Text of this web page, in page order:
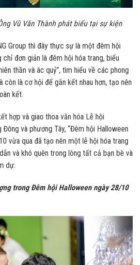
Vũ Văn Thành phát biểu tại sự kiện
Group thì đây thực sự là một đêm hội
chỉ đơn giản là đêm hội hóa trang, biểu
thần và ác quỷ”, tìm hiểu về các phong
còn là cơ hội để gắn kết nhau hơn, tạo nên
kết.
hợp và giao thoa văn hóa Lễ hội
và phương Tây, “Đêm hội Halloween
vừa qua đã tạo nên một lễ hội hóa trang
và khó quên trong lòng tất cả bạn bè và
dự.
trong Đêm hội Halloween ngày 28/10